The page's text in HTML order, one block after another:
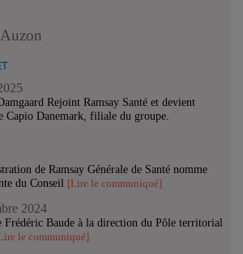
Rejoint Ramsay Santé et devient
Capio Danemark, filiale du groupe.
de Ramsay Générale de Santé nomme
du Conseil [Lire le communiqué]
2024
Frédéric Baude à la direction du Pôle territorial
le communiqué]